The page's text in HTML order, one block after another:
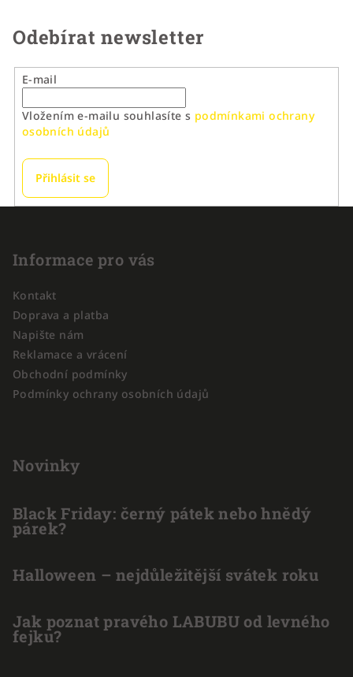
Odebírat newsletter
E-mail
Vložením e-mailu souhlasíte s podmínkami ochrany
osobních údajů
Přihlásit se
Informace pro vás
Kontakt
Doprava a platba
Napište nám
Reklamace a vrácení
Obchodní podmínky
Podmínky ochrany osobních údajů
Novinky
Black Friday: černý pátek nebo hnědý
párek?
Halloween – nejdůležitější svátek roku
Jak poznat pravého LABUBU od levného
fejku?